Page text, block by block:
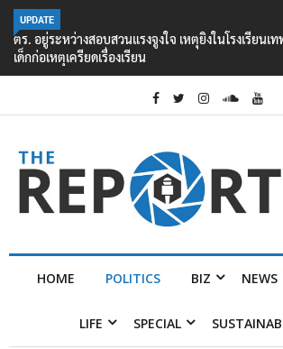
UPDATE
ตร. อยู่ระหว่างสอบสวนแรงจูงใจ เหตุยิงในโรงเรียน
เด็กก่อเหตุเครียดเรื่องเรียน
HOME POLITICS BIZ NEWS
LIFE SPECIAL